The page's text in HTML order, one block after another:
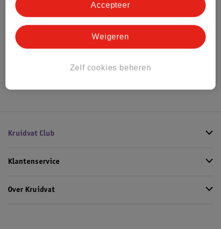
Bekijk ook
Meer
Hoe controleren wij de reviews?
Kruidvat Club
Klantenservice
Over Kruidvat
Zelf cookies beheren
Weigeren
Accepteer